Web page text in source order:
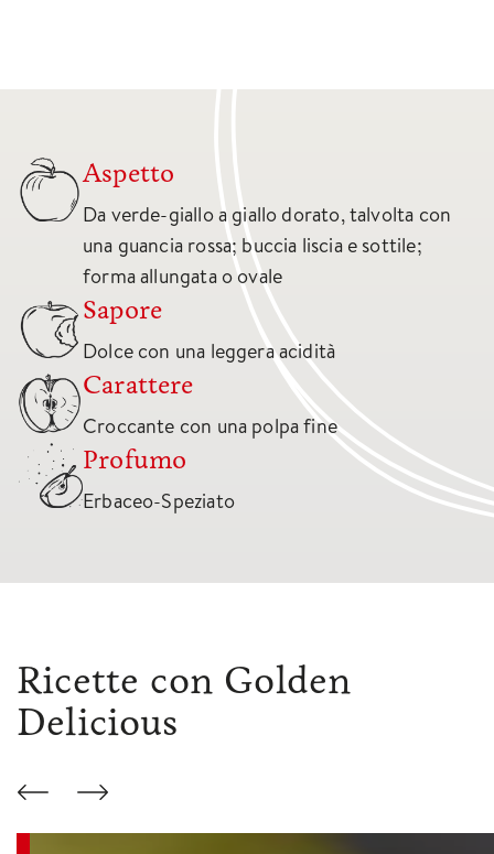
Aspetto
Da verde-giallo a giallo dorato, talvolta con
una guancia rossa; buccia liscia e sottile;
forma allungata o ovale
Sapore
Dolce con una leggera acidità
Carattere
Croccante con una polpa fine
Profumo
Erbaceo-Speziato
Ricette con Golden
Delicious